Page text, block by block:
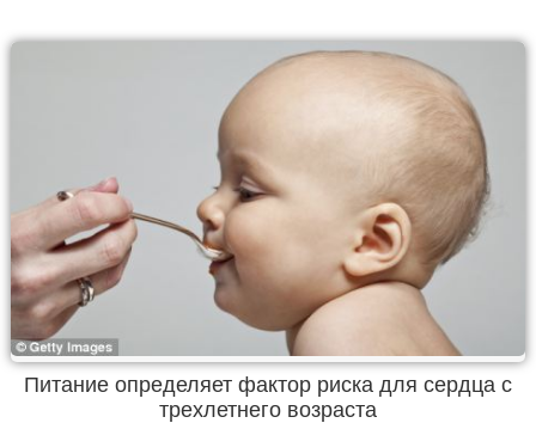
Питание определяет фактор риска для сердца с
трехлетнего возраста